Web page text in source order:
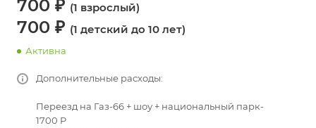
700 ₽ (1 взрослый)
700 ₽ (1 детский до 10 лет)
Активна
Дополнительные расходы:
Переезд на Газ-66 + шоу + национальный парк-
1700 Р